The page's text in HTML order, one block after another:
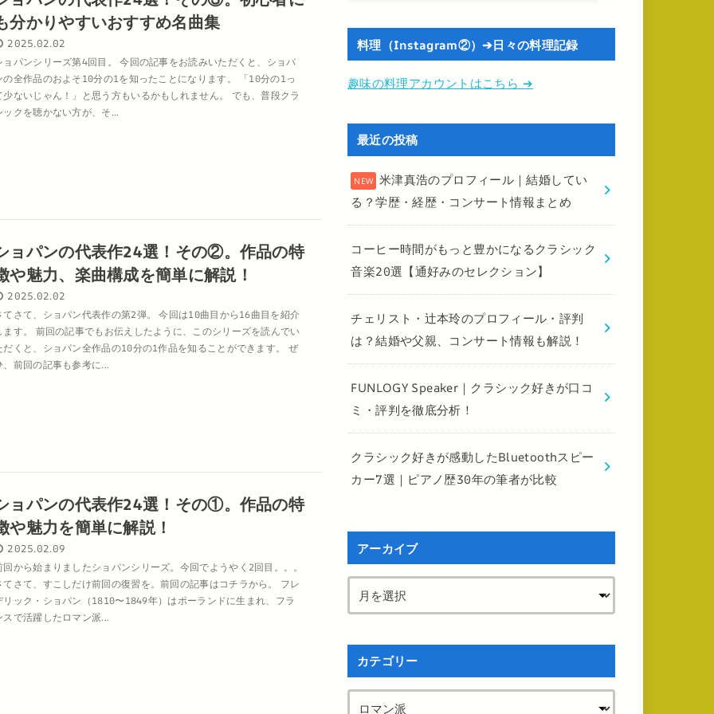
分かりやすいおすすめ名曲集
2025.02.02
ョパンシリーズ第4回目。 今回の記事をお読みいただくと、ショパ
の全作品のおよそ10分の1を知ったことになります。 「10分の1っ
少ないじゃん！」と思う方もいるかもしれません。 でも、普段クラ
ックを聴かない方が、そ...
ョパンの代表作24選！その②。作品の特
や魅力、楽曲構成を簡単に解説！
2025.02.02
てさて、ショパン代表作の第2弾。 今回は10曲目から16曲目を紹介
ます。 前回の記事でもお伝えしたように、このシリーズを読んでい
だくと、ショパン全作品の10分の1作品を知ることができます。 ぜ
、前回の記事も参考に...
ョパンの代表作24選！その①。作品の特
や魅力を簡単に解説！
2025.02.09
回から始まりましたショパンシリーズ。今回でようやく2回目。。。
てさて、すこしだけ前回の復習を。前回の記事はコチラから。 フレ
リック・ショパン（1810〜1849年）はポーランドに生まれ、フラ
スで活躍したロマン派...
料理（Instagram②）➔日々の料理記録
趣味の料理アカウントはこちら ➔
最近の投稿
米津真浩のプロフィール｜結婚してい
る？学歴・経歴・コンサート情報まとめ
コーヒー時間がもっと豊かになるクラシック
音楽20選【通好みのセレクション】
チェリスト・辻本玲のプロフィール・評判
は？結婚や父親、コンサート情報も解説！
FUNLOGY Speaker｜クラシック好きが口コ
ミ・評判を徹底分析！
クラシック好きが感動したBluetoothスピー
カー7選｜ピアノ歴30年の筆者が比較
アーカイブ
カテゴリー